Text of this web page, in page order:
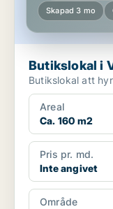
Skapad 3 mo
Butikslokal i
Butikslokal att
Areal
Ca. 160 m2
Pris pr. md.
Inte angivet
Område